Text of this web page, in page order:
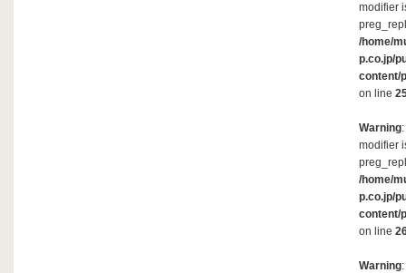
modifier
/home/
p.co.jp/
content/
on line
Warning
modifier
/home/
p.co.jp/
content/
on line
Warning